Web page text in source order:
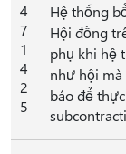
4
7
1
4
2
5
Hệ thống
Hội đồng
phụ khi hệ
như hội
báo để